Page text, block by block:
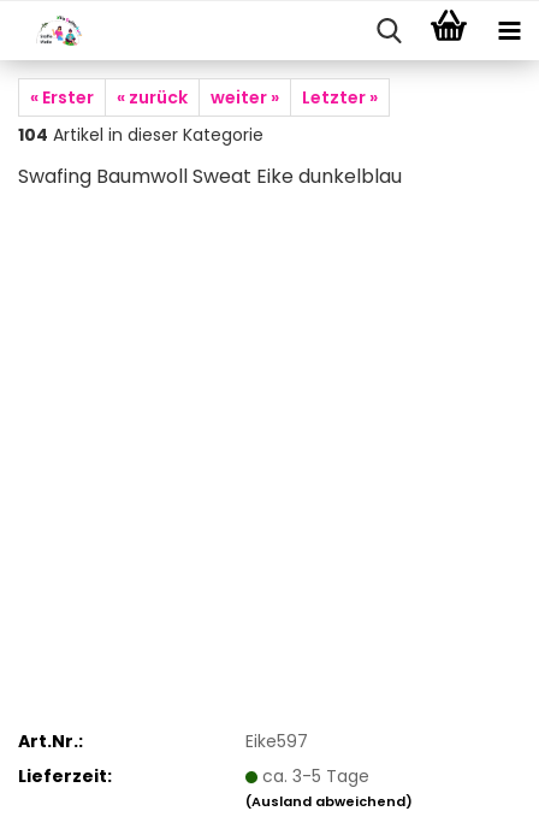
« Erster « zurück weiter »
Letzter »
104 Artikel in dieser Kategorie
Swafing Baumwoll Sweat Eike dunkelblau
Art.Nr.:
Eike597
Lieferzeit:
ca. 3-5 Tage
(Ausland abweichend)